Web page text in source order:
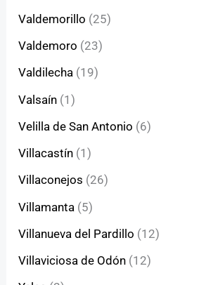
Valdemorillo (25)
Valdemoro (23)
Valdilecha (19)
Valsaín (1)
Velilla de San Antonio (6)
Villacastín (1)
Villaconejos (26)
Villamanta (5)
Villanueva del Pardillo (12)
Villaviciosa de Odón (12)